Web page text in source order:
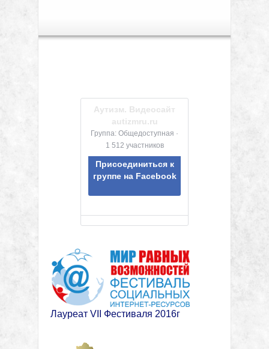
Аутизм. Видеосайт
autizmru.ru
Группа: Общедоступная ·
1 512 участников
Присоединиться к
группе на Facebook
Лауреат VII Фестиваля 2016г